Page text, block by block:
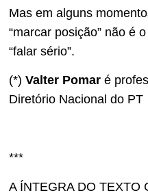
Mas em alguns
“marcar posição” não é
“falar sério”.
(*) Valter Pomar é
Diretório Nacional do PT
***
A ÍNTEGRA DO TEXTO